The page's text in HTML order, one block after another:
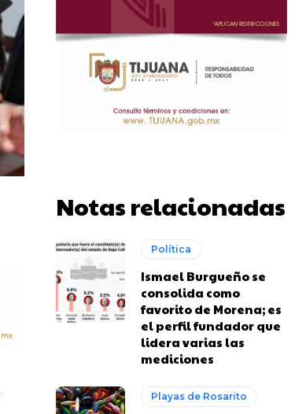
Notas relacionadas
Política
Ismael Burgueño se
consolida como
favorito de Morena; es
el perfil fundador que
lidera varias las
mediciones
Playas de Rosarito